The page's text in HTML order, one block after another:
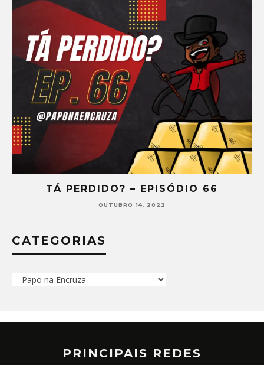
TÁ PERDIDO? – EPISÓDIO 65
SETEMBRO 30, 2022
CATEGORIAS
Categorias
PRINCIPAIS REDES